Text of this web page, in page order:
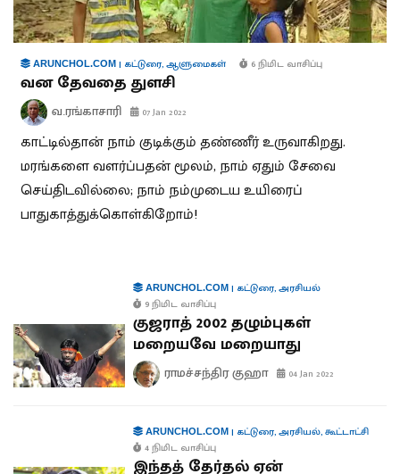
ARUNCHOL.COM | கட்டுரை,ஆளுமைகள் 6 நிமிட வாசிப்பு
வன தேவதை துளசி
வ.ரங்காசாரி 07 Jan 2022
காட்டில்தான் நாம் குடிக்கும் தண்ணீர் உருவாகிறது.
மரங்களை வளர்ப்பதன் மூலம், நாம் ஏதும் சேவை
செய்திடவில்லை; நாம் நம்முடைய உயிரைப்
பாதுகாத்துக்கொள்கிறோம்!
ARUNCHOL.COM| கட்டுரை,அரசியல்
9 நிமிட வாசிப்பு
குஜராத் 2002 தழும்புகள்
மறையவே மறையாது
ராமச்சந்திர குஹா 04 Jan 2022
ARUNCHOL.COM| கட்டுரை,அரசியல்,கூட்டாட்சி
4 நிமிட வாசிப்பு
இந்தத் தேர்தல் ஏன்